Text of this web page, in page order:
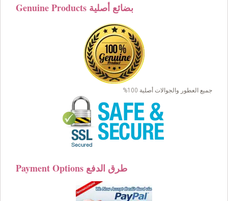
Genuine Products بضائع أصلية
جميع العطور والجوالات أصلية 100%
Payment Options طرق الدفع